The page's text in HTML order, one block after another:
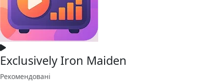
Exclusively Iron Maiden
Рекомендовані